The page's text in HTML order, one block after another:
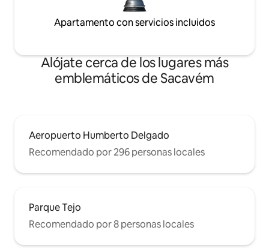
Apartamento con servicios incluidos
Alójate cerca de los lugares más
emblemáticos de Sacavém
Aeropuerto Humberto Delgado
Recomendado por 296 personas locales
Parque Tejo
Recomendado por 8 personas locales